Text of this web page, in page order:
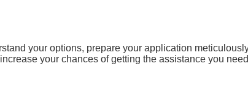
your options, prepare your application
your chances of getting the assistance you